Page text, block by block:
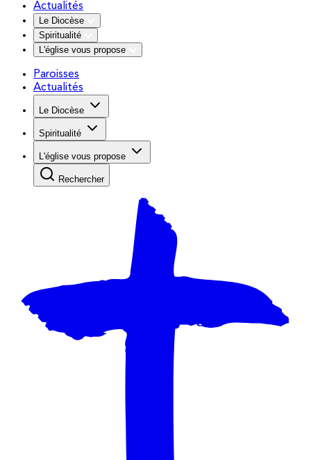
Actualités
Le Diocèse
Spiritualité
L'église vous propose
Paroisses
Actualités
Le Diocèse
Spiritualité
L'église vous propose
Rechercher